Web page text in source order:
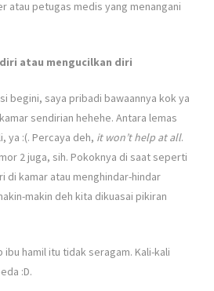
atau petugas medis yang menangani
atau mengucilkan diri
begini, saya pribadi bawaannya kok ya
sendirian hehehe. Antara lemas
ya :(. Percaya deh, it won’t help at all.
2 juga, sih. Pokoknya di saat seperti
di kamar atau menghindar-hindar
makin deh kita dikuasai pikiran
ibu hamil itu tidak seragam. Kali-kali
:D.